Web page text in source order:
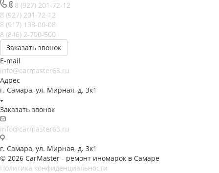
8 (927) 201-72-12
8 (927) 201-72-12
8 (917) 138-00-08
8 (846) 2-700-500
Заказать звонок
E-mail
info@carmaster63.ru
Адрес
г. Самара, ул. Мирная, д. 3к1
Заказать звонок
info@carmaster63.ru
г. Самара, ул. Мирная, д. 3к1
© 2026 CarMaster - ремонт иномарок в Самаре
Политика конфиденциальности